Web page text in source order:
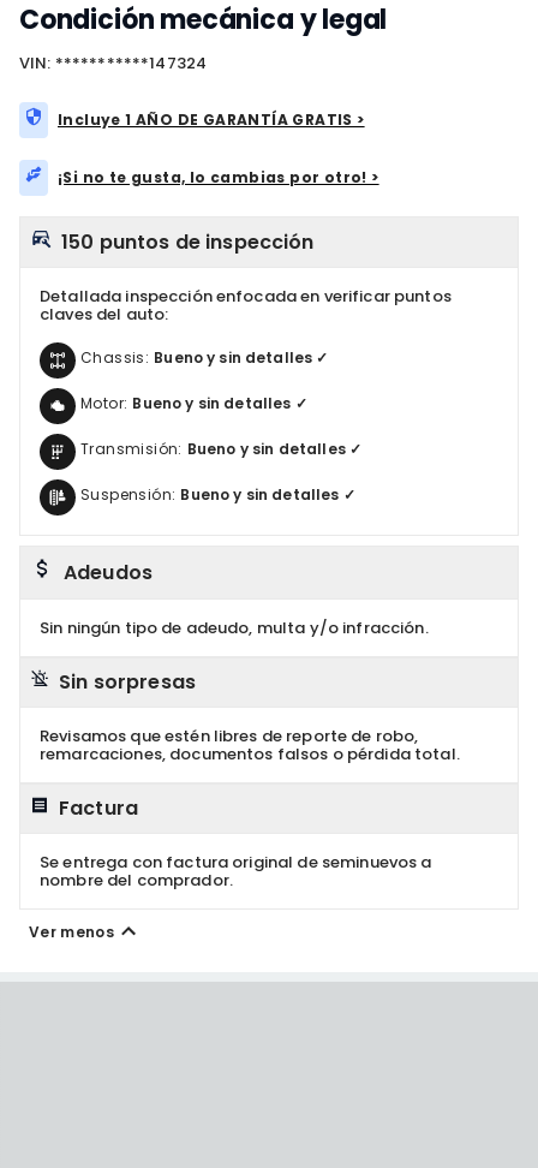
Condición mecánica y legal
VIN: ***********147324
Incluye 1 AÑO DE GARANTÍA GRATIS >
¡Si no te gusta, lo cambias por otro! >
150 puntos de inspección
Detallada inspección enfocada en verificar puntos
claves del auto:
Chassis: Bueno y sin detalles ✓
Motor: Bueno y sin detalles ✓
Transmisión: Bueno y sin detalles ✓
Suspensión: Bueno y sin detalles ✓
Adeudos
Sin ningún tipo de adeudo, multa y/o infracción.
Sin sorpresas
Revisamos que estén libres de reporte de robo,
remarcaciones, documentos falsos o pérdida total.
Factura
Se entrega con factura original de seminuevos a
nombre del comprador.
Ver menos